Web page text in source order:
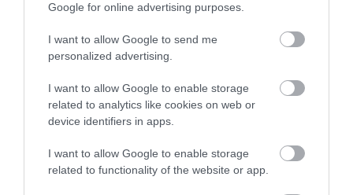
Google for online advertising purposes.
I want to allow Google to send me
personalized advertising.
I want to allow Google to enable storage
related to analytics like cookies on web or
device identifiers in apps.
I want to allow Google to enable storage
related to functionality of the website or app.
Hosszú idő után ellenség helyett újra kiemelt ágazatként tekint az
állattenyésztésre az Európai Bizottság. Erről árulkodik a nemrég
bemutatott új stratégia. Az európai mezőgazdasági termelőket és…